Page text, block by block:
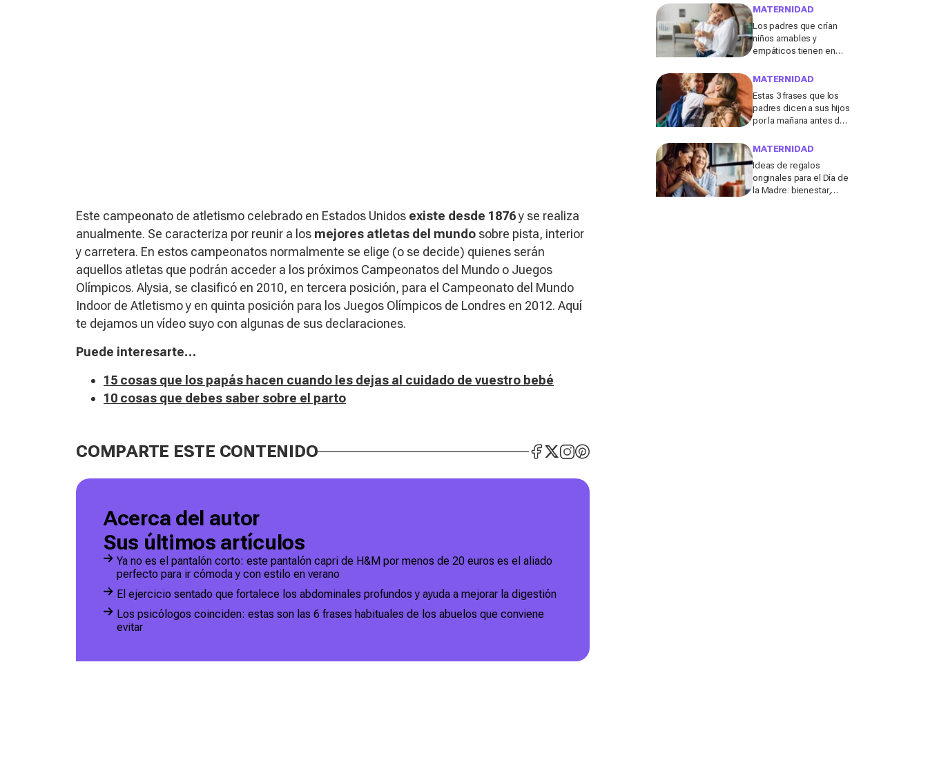
Este campeonato de atletismo celebrado en Estados Unidos existe desde 1876y se realiza
anualmente. Se caracteriza por reunir a los mejores atletas del mundo sobre pista, interior
y carretera. En estos campeonatos normalmente se elige (o se decide) quienes serán
aquellos atletas que podrán acceder a los próximos Campeonatos del Mundo o Juegos
Olímpicos. Alysia, se clasificó en 2010, en tercera posición, para el Campeonato del Mundo
Indoor de Atletismo y en quinta posición para los Juegos Olímpicos de Londres en 2012. Aquí
te dejamos un vídeo suyo con algunas de sus declaraciones.
Puede interesarte…
15 cosas que los papás hacen cuando les dejas al cuidado de vuestro bebé
10 cosas que debes saber sobre el parto
COMPARTE ESTE CONTENIDO
Acerca del autor
Sus últimos artículos
Ya no es el pantalón corto: este pantalón capri de H&M por menos de 20 euros es el aliado
perfecto para ir cómoda y con estilo en verano
El ejercicio sentado que fortalece los abdominales profundos y ayuda a mejorar la digestión
Los psicólogos coinciden: estas son las 6 frases habituales de los abuelos que conviene
evitar
coche, tren o avión
MATERNIDAD
Los padres que crían
niños amables y
empáticos tienen en
según un experto en
MATERNIDAD
Estas 3 frases que los
padres dicen a sus hijos
por la mañana antes de ir
molestar a los
MATERNIDAD
Ideas de regalos
originales para el Día de
la Madre: bienestar,